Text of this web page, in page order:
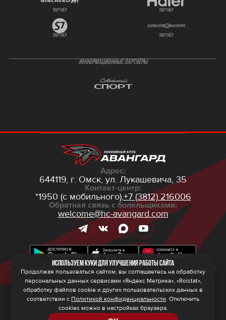
партнёр партнёр
партнёр партнёр
ИНФОРМАЦИОННЫЕ ПАРТНЁРЫ
Адрес:
644119, г. Омск, ул. Лукашевича, 35
Контакт-центр:
*1950 (с мобильного),+7 (3812) 216006
Обратная связь с болельщиками:
welcome@hc-avangard.com
© 2026 ООО ХК «Авангард»
Политика конфиденциальности
Политика обработки персональных данных
Правила программы лояльности
Используем куки для улучшения работы сайта
Продолжая пользоваться сайтом, вы соглашаетесь на обработку
персональных данных сервисами «Яндекс Метрика», «Roistat»,
обработку файлов cookie и других пользовательских данных в
соответствии с Политикой конфиденциальности. Отключить
cookies можно в настройках браузера.